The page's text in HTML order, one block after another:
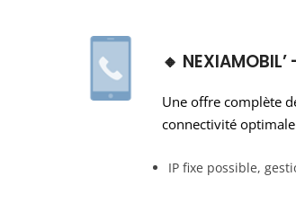
🔸
Une offre complète
connectivité
IP fixe possible,